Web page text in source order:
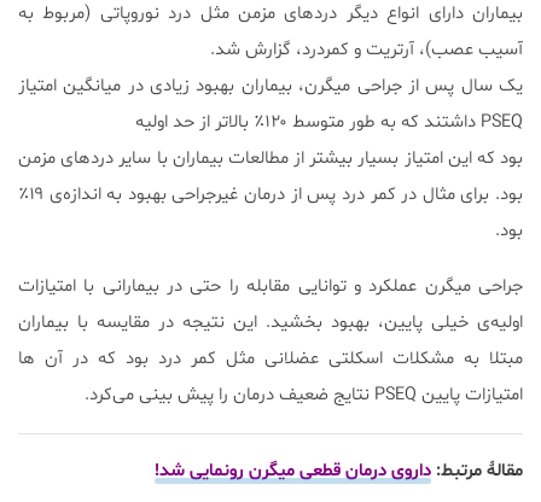
بیماران دارای انواع دیگر دردهای مزمن مثل درد نوروپاتی (مربوط به
آسیب عصب)، آرتریت و کمردرد، گزارش شد.
یک سال پس از جراحی میگرن، بیماران بهبود زیادی در میانگین امتیاز
PSEQ داشتند که به طور متوسط ۱۲۰٪ بالاتر از حد اولیه
بود که این امتیاز بسیار بیشتر از مطالعات بیماران با سایر درد‌های مزمن
بود. برای مثال در کمر درد پس از درمان غیرجراحی بهبود به اندازه‌ی ۱۹٪
بود.
جراحی میگرن عملکرد و توانایی مقابله را حتی در بیمارانی با امتیازات
اولیه‌ی خیلی پایین، بهبود بخشید. این نتیجه در مقایسه با بیماران
مبتلا به مشکلات اسکلتی عضلانی مثل کمر درد بود که در آن ها
امتیازات پایین PSEQ نتایج ضعیف درمان را پیش بینی می‌کرد.
مقالۀ مرتبط: داروی درمان قطعی میگرن رونمایی شد!